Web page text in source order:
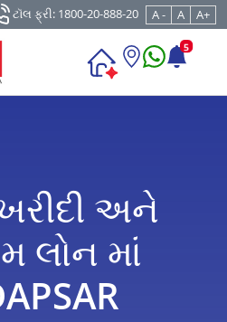
ટૉલ ફ્રી: 1800-20-888-20 A - A A+
5
અને
લોન માં